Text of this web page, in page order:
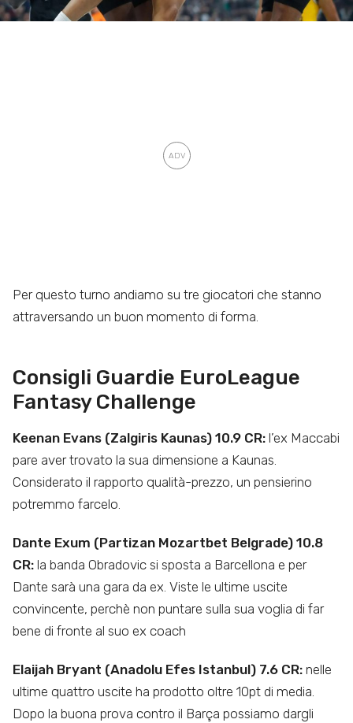
Per questo turno andiamo su tre giocatori che stanno
attraversando un buon momento di forma.
Consigli Guardie EuroLeague
Fantasy Challenge
Keenan Evans (Zalgiris Kaunas) 10.9 CR: l’ex Maccabi
pare aver trovato la sua dimensione a Kaunas.
Considerato il rapporto qualità-prezzo, un pensierino
potremmo farcelo.
Dante Exum (Partizan Mozartbet Belgrade) 10.8
CR: la banda Obradovic si sposta a Barcellona e per
Dante sarà una gara da ex. Viste le ultime uscite
convincente, perchè non puntare sulla sua voglia di far
bene di fronte al suo ex coach
Elaijah Bryant (Anadolu Efes Istanbul) 7.6 CR: nelle
ultime quattro uscite ha prodotto oltre 10pt di media.
Dopo la buona prova contro il Barça possiamo dargli